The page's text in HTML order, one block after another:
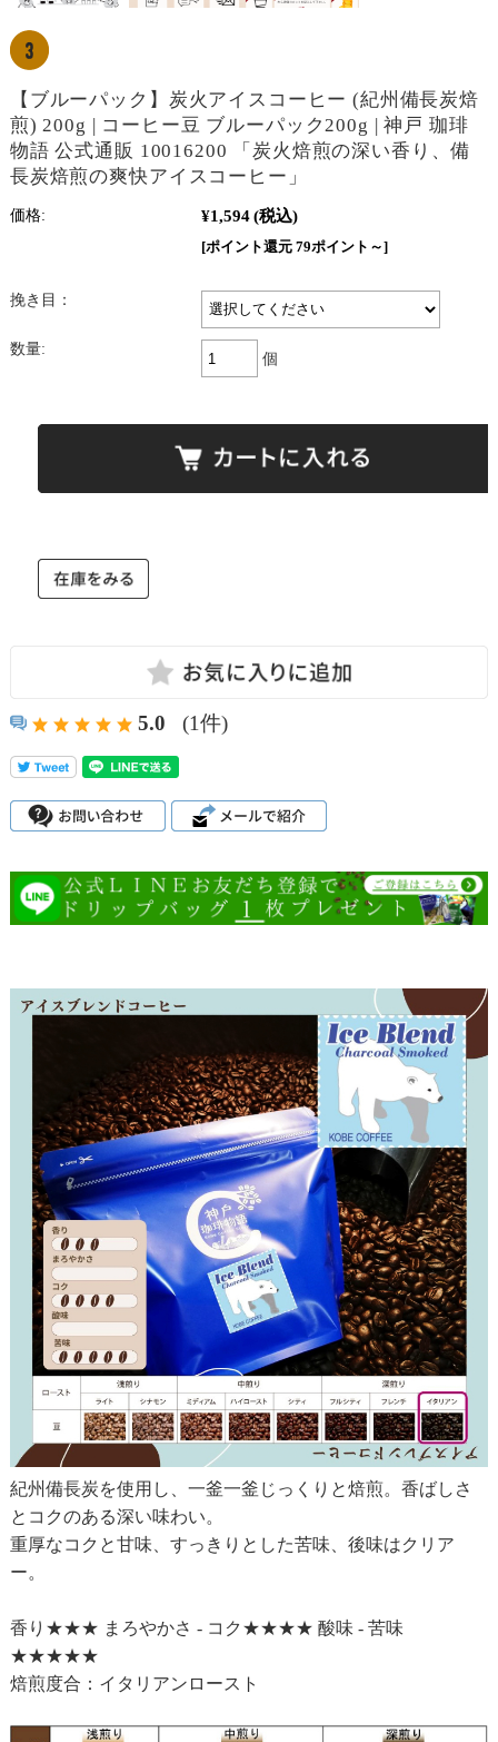
【ブルーパック】炭火アイスコーヒー (紀州備長炭焙
煎) 200g | コーヒー豆 ブルーパック200g | 神戸 珈琲
物語 公式通販 10016200 「炭火焙煎の深い香り、備
長炭焙煎の爽快アイスコーヒー」
価格: ¥1,594(税込)
[ポイント還元 79ポイント～]
挽き目：
数量:
個
5.0 (1件)
紀州備長炭を使用し、一釜一釜じっくりと焙煎。香ばしさ
とコクのある深い味わい。
重厚なコクと甘味、すっきりとした苦味、後味はクリア
ー。
香り★★★ まろやかさ - コク★★★★ 酸味 - 苦味
★★★★★
焙煎度合：イタリアンロースト